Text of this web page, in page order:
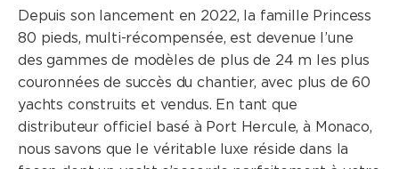
CLASSE Y
CLASSE S
EN FR IT
Depuis son lancement en 2022, la famille Princess
80 pieds, multi-récompensée, est devenue l’une
des gammes de modèles de plus de 24 m les plus
couronnées de succès du chantier, avec plus de 60
yachts construits et vendus. En tant que
distributeur officiel basé à Port Hercule, à Monaco,
nous savons que le véritable luxe réside dans la